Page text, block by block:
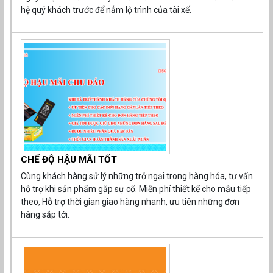
Tối Ưu Hóa Túi Bánh Mì và Bao Đựng Đũa: Chi Tiết
Nhỏ, Vai Trò Lớn Trong Xuất Khẩu Thực Phẩm
Trong chuỗi cung ứng thực phẩm và dịch vụ xuất khẩu, các
chi tiết nhỏ như túi bánh mì và bao đựng đũa đóng vai trò
quan trọng trong việc bảo đảm vệ sinh an toàn thực phẩm,
bảo vệ sản phẩm và xây dựng thương hiệu. Sản xuất các bao
bì này đòi hỏi sự chuyên môn hóa cao trong việc lựa chọn vật
liệu an toàn (Food Grade) và kỹ thuật in ấn Flexo hoặc Offset
hệ quý khách trước để nắm lộ trình của tài xế.
CHẾ ĐỘ HẬU MÃI TỐT
Cùng khách hàng sử lý những trở ngại trong hàng hóa, tư vấn
hỗ trợ khi sản phẩm gặp sự cố. Miễn phí thiết kế cho mẫu tiếp
theo, Hỗ trợ thời gian giao hàng nhanh, ưu tiên những đơn
hàng sắp tới.